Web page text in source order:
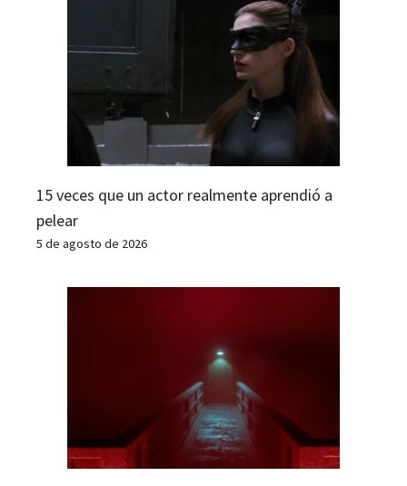
15 veces que un actor realmente aprendió a
pelear
5 de agosto de 2026